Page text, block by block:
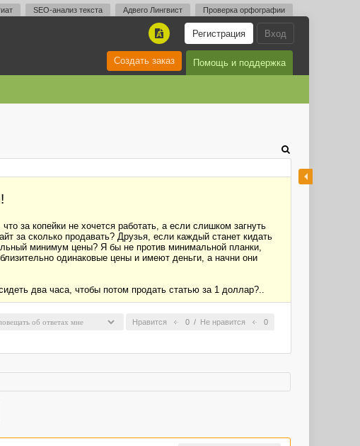
SEO-анализ текста Адвего Лингвист Проверка орфографии
Вход
Регистрация
A
Помощь и поддержка
Создать заказ
за копейки не хочется работать, а если слишком загнуть
за сколько продавать? Друзья, если каждый станет кидать
минимум цены? Я бы не против минимальной планки,
одинаковые цены и имеют деньги, а начни они
два часа, чтобы потом продать статью за 1 доллар?..
Нравится 0 / Не нравится 0